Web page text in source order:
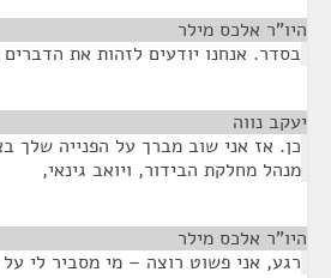
היו"ר אלכס מילר
בסדר. אנחנו יודעים לזהות את
יעקב נווה
כן. אז אני שוב מברך על הפנייה שלך
מנהל מחלקת הבידור, ויואב גינאי,
היו"ר אלכס מילר
רגע, אני פשוט רוצה – מי מסביר לי